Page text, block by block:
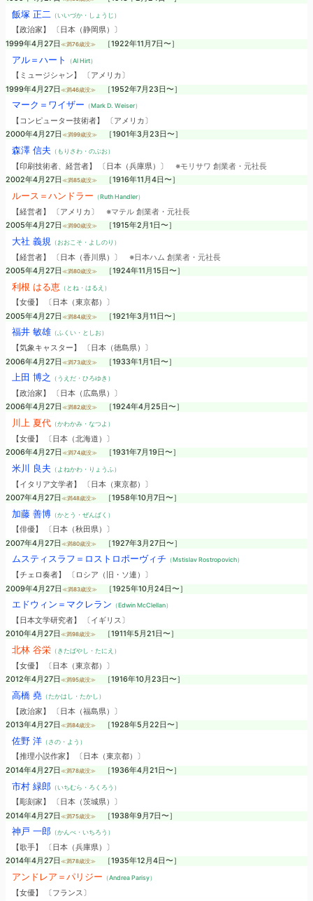
飯塚 正二 （いいづか・しょうじ）
【政治家】 〔日本（静岡県）〕
1999年4月27日 ≪満76歳没≫ ［1922年11月7日〜］
アル＝ハート （Al Hirt）
【ミュージシャン】 〔アメリカ〕
1999年4月27日 ≪満46歳没≫ ［1952年7月23日〜］
マーク＝ワイザー （Mark D. Weiser）
【コンピューター技術者】 〔アメリカ〕
2000年4月27日 ≪満99歳没≫ ［1901年3月23日〜］
森澤 信夫 （もりさわ・のぶお）
【印刷技術者、経営者】 〔日本（兵庫県）〕 ※モリサワ 創業者・元社長
2002年4月27日 ≪満85歳没≫ ［1916年11月4日〜］
ルース＝ハンドラー （Ruth Handler）
【経営者】 〔アメリカ〕 ※マテル 創業者・元社長
2005年4月27日 ≪満90歳没≫ ［1915年2月1日〜］
大社 義規 （おおこそ・よしのり）
【経営者】 〔日本（香川県）〕 ※日本ハム 創業者・元社長
2005年4月27日 ≪満80歳没≫ ［1924年11月15日〜］
利根 はる恵 （とね・はるえ）
【女優】 〔日本（東京都）〕
2005年4月27日 ≪満84歳没≫ ［1921年3月11日〜］
福井 敏雄（ふくい・としお）
【気象キャスター】 〔日本（徳島県）〕
2006年4月27日 ≪満73歳没≫ ［1933年1月1日〜］
上田 博之 （うえだ・ひろゆき）
【政治家】 〔日本（広島県）〕
2006年4月27日 ≪満82歳没≫ ［1924年4月25日〜］
川上 夏代（かわかみ・なつよ）
【女優】 〔日本（北海道）〕
2006年4月27日 ≪満74歳没≫ ［1931年7月19日〜］
米川 良夫 （よねかわ・りょうふ）
【イタリア文学者】 〔日本（東京都）〕
2007年4月27日 ≪満48歳没≫ ［1958年10月7日〜］
加藤 善博（かとう・ぜんぱく）
【俳優】 〔日本（秋田県）〕
2007年4月27日 ≪満80歳没≫ ［1927年3月27日〜］
ムスティスラフ＝ロストロポーヴィチ （Mstislav Rostropovich）
【チェロ奏者】 〔ロシア（旧・ソ連）〕
2009年4月27日 ≪満83歳没≫ ［1925年10月24日〜］
エドウィン＝マクレラン （Edwin McClellan）
【日本文学研究者】 〔イギリス〕
2010年4月27日 ≪満98歳没≫ ［1911年5月21日〜］
北林 谷栄（きたばやし・たにえ）
【女優】 〔日本（東京都）〕
2012年4月27日 ≪満95歳没≫ ［1916年10月23日〜］
高橋 堯（たかはし・たかし）
【政治家】 〔日本（福島県）〕
2013年4月27日 ≪満84歳没≫ ［1928年5月22日〜］
佐野 洋（さの・よう）
【推理小説作家】 〔日本（東京都）〕
2014年4月27日 ≪満78歳没≫ ［1936年4月21日〜］
市村 緑郎（いちむら・ろくろう）
【彫刻家】 〔日本（茨城県）〕
2014年4月27日 ≪満75歳没≫ ［1938年9月7日〜］
神戸 一郎（かんべ・いちろう）
【歌手】 〔日本（兵庫県）〕
2014年4月27日 ≪満78歳没≫ ［1935年12月4日〜］
アンドレア＝パリジー （Andrea Parisy）
【女優】 〔フランス〕